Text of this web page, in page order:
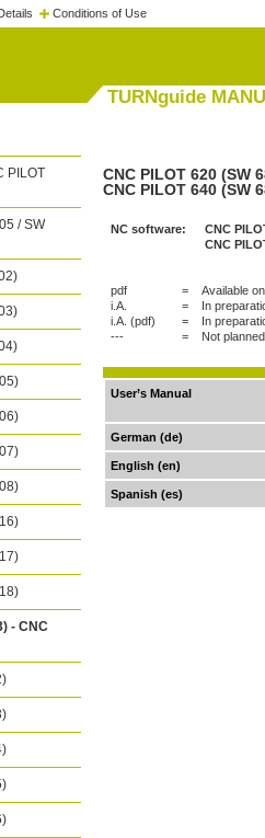
Conditions of Use
TURNguide
PILOT
/ SW
- CNC
CNC PILOT 620 (SW
CNC PILOT 640 (SW
NC software:
CNC
CNC
pdf
i.A.
i.A. (pdf)
---
=
=
=
=
Available
In
In
Not planned
User’s Manual
German (de)
English (en)
Spanish (es)